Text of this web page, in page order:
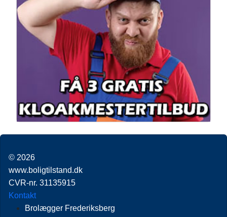
© 2026
www.boligtilstand.dk
CVR-nr. 31135915
Kontakt
Brolægger Frederiksberg